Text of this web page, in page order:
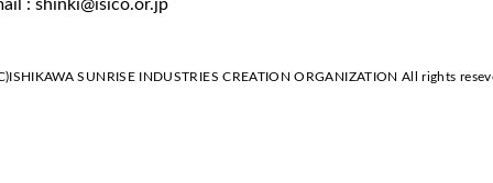
: shinki@isico.or.jp
C)ISHIKAWA SUNRISE INDUSTRIES CREATION ORGANIZATION All rights